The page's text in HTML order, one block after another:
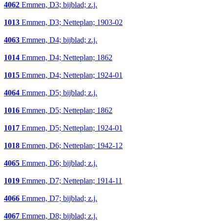
4062 Emmen, D3; bijblad; z.j.
1013 Emmen, D3; Netteplan; 1903-02
4063 Emmen, D4; bijblad; z.j.
1014 Emmen, D4; Netteplan; 1862
1015 Emmen, D4; Netteplan; 1924-01
4064 Emmen, D5; bijblad; z.j.
1016 Emmen, D5; Netteplan; 1862
1017 Emmen, D5; Netteplan; 1924-01
1018 Emmen, D6; Netteplan; 1942-12
4065 Emmen, D6; bijblad; z.j.
1019 Emmen, D7; Netteplan; 1914-11
4066 Emmen, D7; bijblad; z.j.
4067 Emmen, D8; bijblad; z.j.